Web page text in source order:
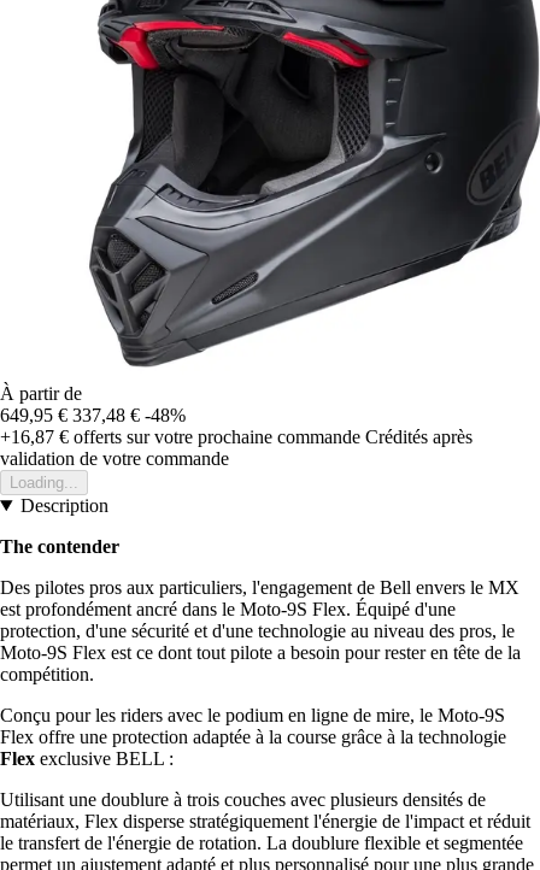
À partir de
649,95 € 337,48 € -48%
+16,87 € offerts sur votre prochaine commande Crédités après
validation de votre commande
Loading...
Description
The contender
Des pilotes pros aux particuliers, l'engagement de Bell envers le MX
est profondément ancré dans le Moto-9S Flex. Équipé d'une
protection, d'une sécurité et d'une technologie au niveau des pros, le
Moto-9S Flex est ce dont tout pilote a besoin pour rester en tête de la
compétition.
Conçu pour les riders avec le podium en ligne de mire, le Moto-9S
Flex offre une protection adaptée à la course grâce à la technologie
Flex exclusive BELL :
Utilisant une doublure à trois couches avec plusieurs densités de
matériaux, Flex disperse stratégiquement l'énergie de l'impact et réduit
le transfert de l'énergie de rotation. La doublure flexible et segmentée
permet un ajustement adapté et plus personnalisé pour une plus grande